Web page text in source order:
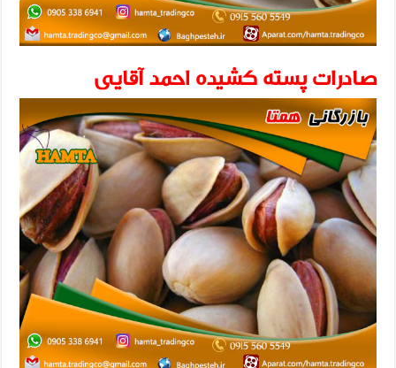
صادرات پسته کشیده احمد آقایی